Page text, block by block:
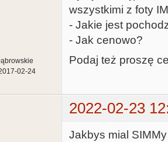
02-24
wszystkimi z foty
- Jakie jest
- Jak cenowo?
Podaj też proszę
2022-02-23
Jakbys mial